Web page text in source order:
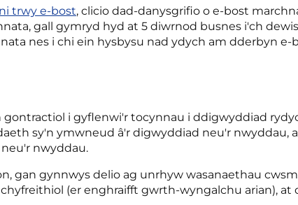
trwy e-bost, clicio dad-danysgrifio o e-bost
gall gymryd hyd at 5 diwrnod busnes i'ch
nes i chi ein hysbysu nad ydych am dderbyn
i gyflenwi'r tocynnau i ddigwyddiad
sy'n ymwneud â'r digwyddiad neu'r nwyddau,
nwyddau.
gan gynnwys delio ag unrhyw wasanaethau
(er enghraifft gwrth-wyngalchu arian), at